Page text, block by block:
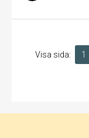
Visa sida: 1